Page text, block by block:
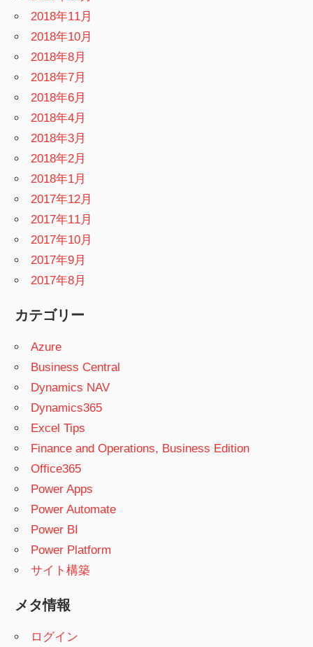
2018年11月
2018年10月
2018年8月
2018年7月
2018年6月
2018年4月
2018年3月
2018年2月
2018年1月
2017年12月
2017年11月
2017年10月
2017年9月
2017年8月
カテゴリー
Azure
Business Central
Dynamics NAV
Dynamics365
Excel Tips
Finance and Operations, Business Edition
Office365
Power Apps
Power Automate
Power BI
Power Platform
サイト構築
メタ情報
ログイン